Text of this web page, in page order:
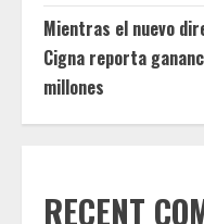
Mientras el nuevo
Cigna reporta
millones
RECENT